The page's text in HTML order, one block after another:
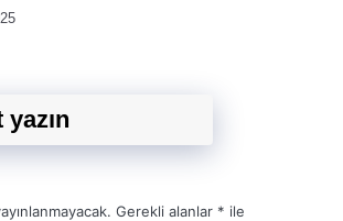
yazın
Gerekli alanlar * ile